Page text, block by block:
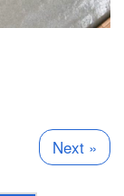
Next »